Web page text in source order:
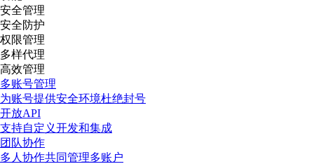
安全管理
安全防护
权限管理
多样代理
高效管理
多账号管理
为账号提供安全环境杜绝封号
开放API
支持自定义开发和集成
团队协作
多人协作共同管理多账户